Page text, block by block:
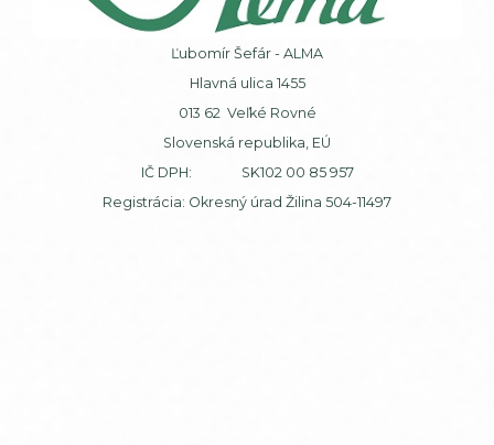
Ľubomír Šefár - ALMA
Hlavná ulica 1455
013 62 Veľké Rovné
Slovenská republika, EÚ
IČ DPH: SK102 00 85 957
Registrácia: Okresný úrad Žilina 504-11497